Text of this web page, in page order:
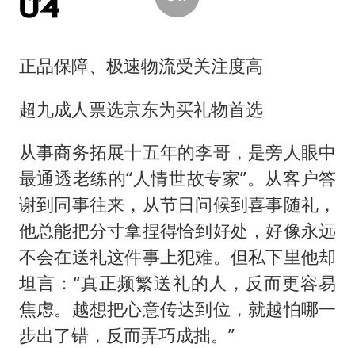
正品保障、极速物流受关注度高
超九成人票选京东为买礼物首选
从事商务拓展十五年的李哥，是旁人眼中
最通透老练的“人情世故专家”。从客户答
谢到同事往来，从节日问候到喜事随礼，
他总能把分寸拿捏得恰到好处，好像永远
不会在送礼这件事上犯难。但私下里他却
坦言：“真正频繁送礼的人，反而更容易
焦虑。越想把心意传达到位，就越怕哪一
步出了错，反而弄巧成拙。”